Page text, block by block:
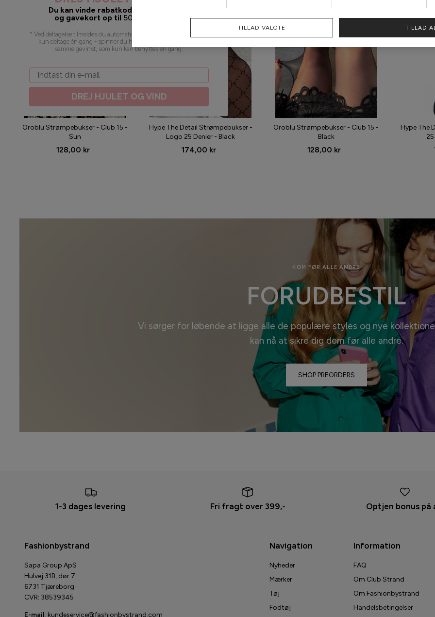
TILLAD VALGTE TILLAD
Oroblu Strømpebukser - Club 15 -
Sun
128,00 kr
Hype The Detail Strømpebukser -
Logo 25 Denier - Black
174,00 kr
Oroblu Strømpebukser - Club 15 -
Black
128,00 kr
Hype The
KOM FØR ALLE ANDRE
FORUDBESTIL
Vi sørger for løbende at ligge alle de populære styles og nye
kan nå at sikre dig dem før alle andre.
SHOP PREORDERS
1-3 dages levering Fri fragt over 399,- Optjen bonus på
Fashionbystrand
Sapa Group ApS
Hulvej 31B, dør 7
6731 Tjæreborg
CVR: 38539345
E-mail: kundeservice@fashionbystrand.com
Navigation
Nyheder
Mærker
Tøj
Fodtøj
Information
FAQ
Om Club Strand
Om Fashionbystrand
Handelsbetingelser
Du kan vinde rabatkoder, gratis fragt
og gavekort op til 500
* Ved deltagelse tilmeldes du automatisk vores nyhedsbrev. Du kan
kun deltage én gang - spinner du hjulet flere gange, vil du få
samme gevinst, som kun kan benyttes én gang.
Email
DREJ HJULET OG VIND